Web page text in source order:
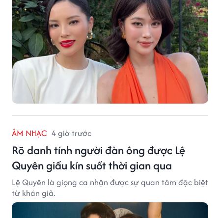
ÂM NHẠC 4 giờ trước
Rõ danh tính người đàn ông được Lệ
Quyên giấu kín suốt thời gian qua
Lệ Quyên là giọng ca nhận được sự quan tâm đặc biệt
từ khán giả.